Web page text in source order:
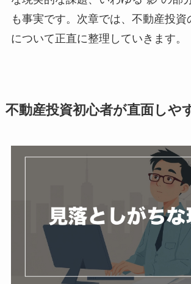
も事実です。次章では、不動産投資
について正直に整理していきます。
不動産投資初心者が直面しや